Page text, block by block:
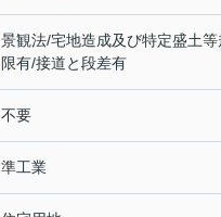
景観法/宅地造成及び特定盛土等
限有/接道と段差有
不要
準工業